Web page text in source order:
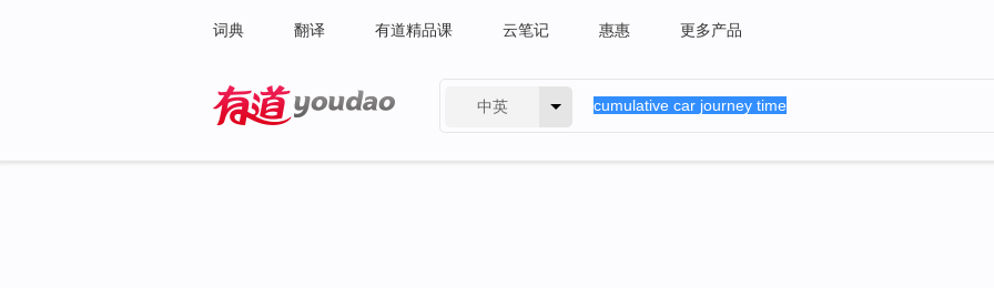
词典 翻译 有道精品课 云笔记 惠惠 更多产品
中英